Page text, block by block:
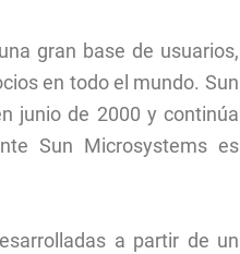
gran base de usuarios,
en todo el mundo. Sun
junio de 2000 y continúa
Sun Microsystems es
a partir de un